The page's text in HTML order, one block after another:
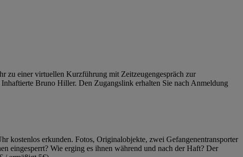
zu einer virtuellen Kurzführung mit Zeitzeugengespräch zur
Bruno Hiller. Den Zugangslink erhalten Sie nach Anmeldung
kostenlos erkunden. Fotos, Originalobjekte, zwei Gefangenentransporter
eingesperrt? Wie erging es ihnen während und nach der Haft? Der